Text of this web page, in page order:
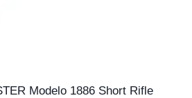
Modelo 1886 Short Rifle